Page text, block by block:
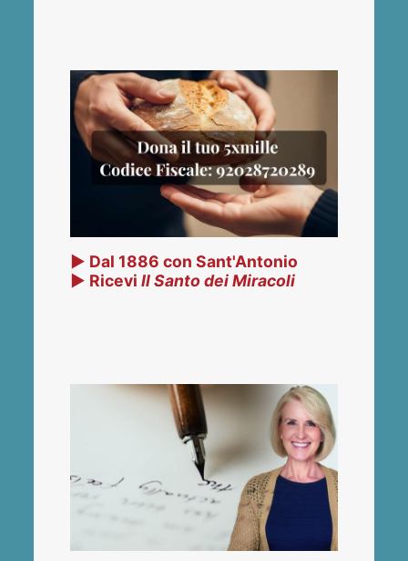
▶ Dal 1886 con Sant'Antonio
▶ RiceviIl Santo dei Miracoli